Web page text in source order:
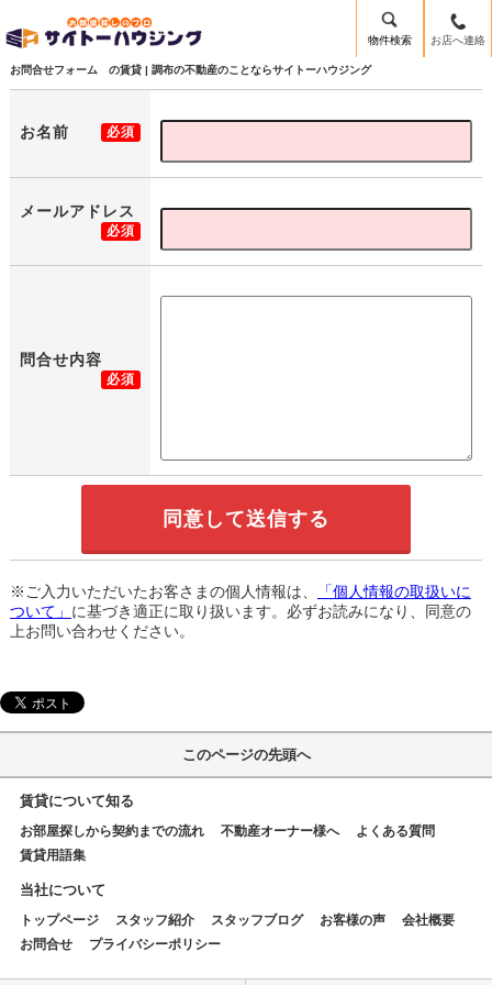
物件検索 お店へ連絡
お問合せフォーム の賃貸 | 調布の不動産のことならサイトーハウジング
お名前 必須
メールアドレス
必須
問合せ内容
必須
※ご入力いただいたお客さまの個人情報は、
「個人情報の取扱いに
ついて」 に基づき適正に取り扱います。必ずお読みになり、同意の
上お問い合わせください。
このページの先頭へ
賃貸について知る
お部屋探しから契約までの流れ 不動産オーナー様へ
よくある質問
賃貸用語集
当社について
トップページ スタッフ紹介 スタッフブログ お客様の声
会社概要
お問合せ
プライバシーポリシー